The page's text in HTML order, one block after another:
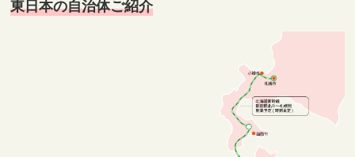
東日本の自治体ご紹介